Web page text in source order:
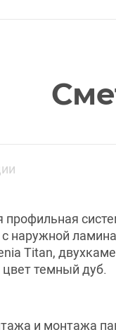
наружной
Titan,
темный дуб.
и монтажа